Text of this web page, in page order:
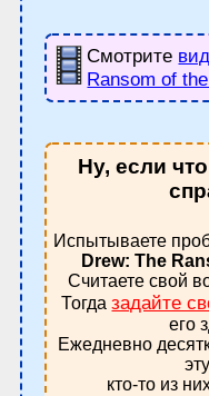
Смотрите
Ransom of
Ну, если
Испытываете
Drew: The
Считаете свой
Тогдазадайте
его
Ежедневно
кто-то из